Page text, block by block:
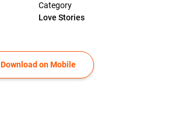
Category
Love Stories
Download on Mobile